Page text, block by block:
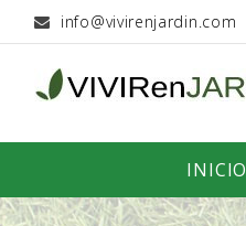
info@vivirenjardin.com
INICIO